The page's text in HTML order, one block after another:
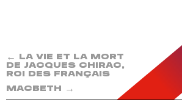
←
LA VIE ET LA MORT
DE JACQUES CHIRAC,
ROI DES FRANÇAIS
MACBETH →